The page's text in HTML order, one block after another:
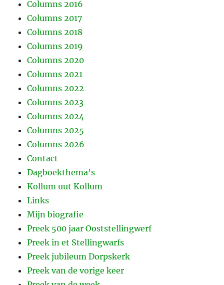
Columns 2016
Columns 2017
Columns 2018
Columns 2019
Columns 2020
Columns 2021
Columns 2022
Columns 2023
Columns 2024
Columns 2025
Columns 2026
Contact
Dagboekthema's
Kollum uut Kollum
Links
Mijn biografie
Preek 500 jaar Ooststellingwerf
Preek in et Stellingwarfs
Preek jubileum Dorpskerk
Preek van de vorige keer